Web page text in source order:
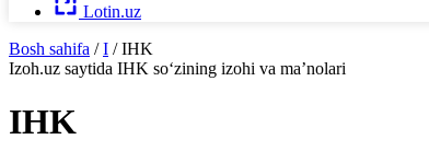
Lotin.uz
Bosh sahifa / I / IHK
Izoh.uz saytida IHK so‘zining izohi va ma’nolari
IHK